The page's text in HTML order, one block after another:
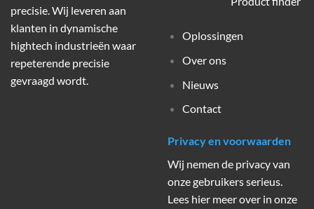
precisie. Wij leveren aan
klanten in dynamische
hightech industrieën waar
repeterende precisie
gevraagd wordt.
Oplossingen
Over ons
Nieuws
Contact
Privacy en voorwaarden
Wij nemen de privacy van
onze gebruikers serieus.
Lees hier meer over in onze